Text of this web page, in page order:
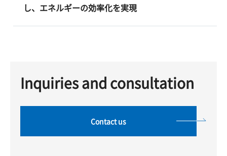
し、エネルギーの効率化を実現
Inquiries and consultation
Contact us